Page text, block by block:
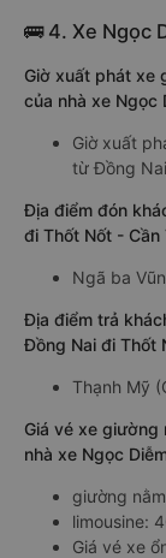
🚌 4. Xe Ngọc
Giờ xuất phát xe
của nhà xe Ngọc
Giờ xuất
từ Đồng
Địa điểm đón
đi Thốt Nốt - Cần
Ngã ba
Địa điểm trả
Đồng Nai đi Thốt
Thạnh Mỹ
Giá vé xe giường
nhà xe Ngọc
giường
limousine:
Giá vé xe